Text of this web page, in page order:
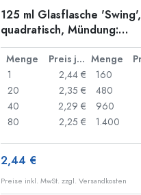
125 ml Glasflasche 'Swing',
quadratisch, Mündung:
Bügelverschluss
Menge Preis je Stück Menge
1
2,44 €
20
2,35 €
40
2,29 €
80
2,25 €
160
480
960
1.400
2,44 €
Preise inkl. MwSt. zzgl. Versandkosten